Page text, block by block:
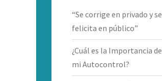
“Se corrige en privado y se
felicita en público”
¿Cuál es la Importancia de
mi Autocontrol?